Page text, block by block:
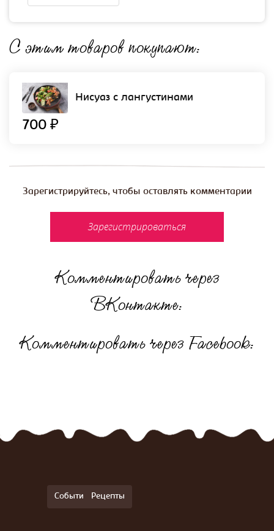
С этим товаров покупают:
Нисуаз с лангустинами
700 ₽
Зарегистрируйтесь, чтобы оставлять комментарии
Зарегистрироваться
Комментировать через
ВКонтакте:
Комментировать через Facebook:
События Рецепты